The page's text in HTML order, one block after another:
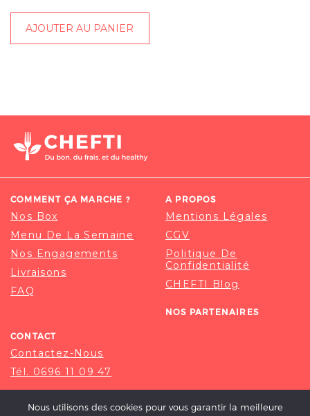
AJOUTER AU PANIER
COMMENT ÇA MARCHE ?
Nos Box
Menu De La Semaine
Nos Engagements
Livraisons
FAQ
A PROPOS
Mentions Légales
CGV
Politique De
Confidentialité
CHEFTI Blog
NOS PARTENAIRES
CONTACT
Contactez-Nous
Tél. 0696 11 09 47
Nous utilisons des cookies pour vous garantir la meilleure